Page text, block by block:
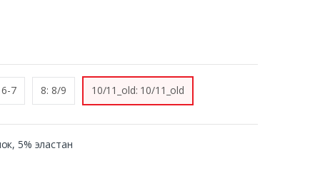
7 8: 8/9 10/11_old: 10/11_old
5% эластан